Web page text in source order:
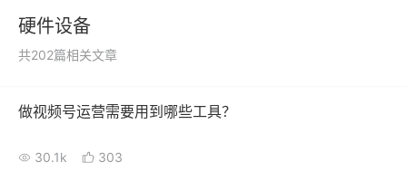
私域日历
有赞成功案例 新零售最佳实践
面对面聊增长
硬件设备
共202篇相关文章
做视频号运营需要用到哪些工具？
30.1k 303